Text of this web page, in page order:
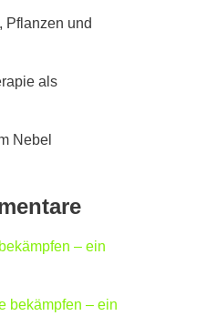
Pflanzen und
als
Nebel
– ein
bekämpfen – ein